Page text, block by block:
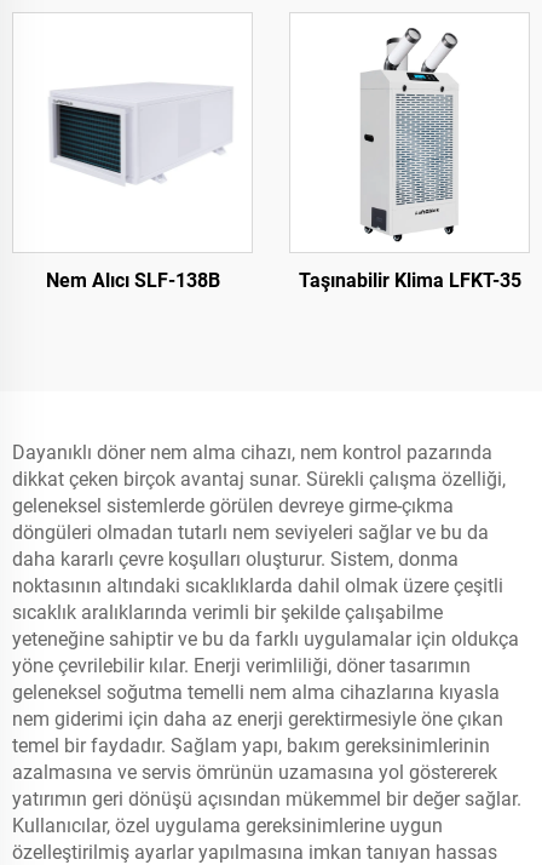
Nem Alıcı SLF-138B Taşınabilir Klima LFKT-35
Dayanıklı döner nem alma cihazı, nem kontrol pazarında
dikkat çeken birçok avantaj sunar. Sürekli çalışma özelliği,
geleneksel sistemlerde görülen devreye girme-çıkma
döngüleri olmadan tutarlı nem seviyeleri sağlar ve bu da
daha kararlı çevre koşulları oluşturur. Sistem, donma
noktasının altındaki sıcaklıklarda dahil olmak üzere çeşitli
sıcaklık aralıklarında verimli bir şekilde çalışabilme
yeteneğine sahiptir ve bu da farklı uygulamalar için oldukça
yöne çevrilebilir kılar. Enerji verimliliği, döner tasarımın
geleneksel soğutma temelli nem alma cihazlarına kıyasla
nem giderimi için daha az enerji gerektirmesiyle öne çıkan
temel bir faydadır. Sağlam yapı, bakım gereksinimlerinin
azalmasına ve servis ömrünün uzamasına yol göstererek
yatırımın geri dönüşü açısından mükemmel bir değer sağlar.
Kullanıcılar, özel uygulama gereksinimlerine uygun
özelleştirilmiş ayarlar yapılmasına imkan tanıyan hassas